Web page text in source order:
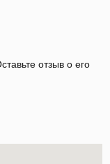
отзыв о его